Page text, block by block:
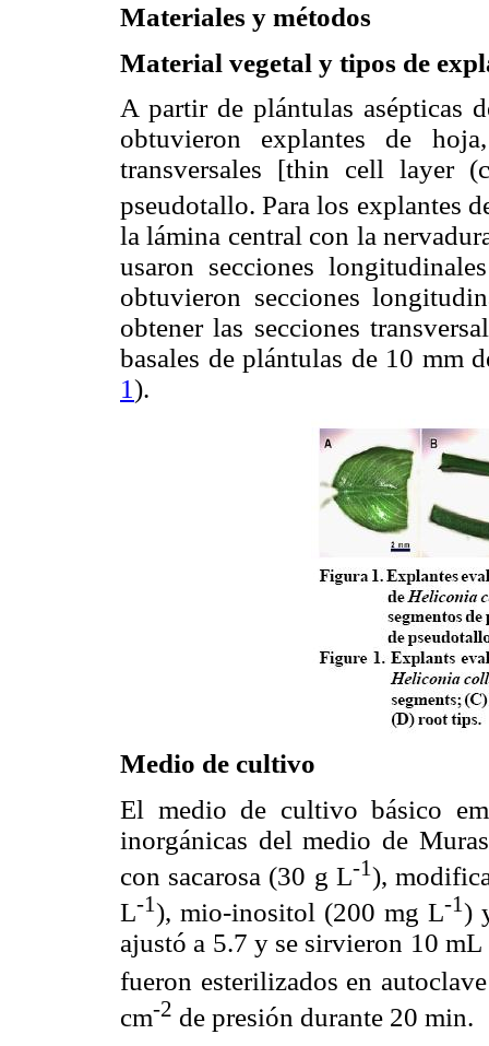
Materiales y métodos
Material vegetal y tipos de
A partir de plántulas asépticas
obtuvieron explantes de
transversales [thin cell layer
pseudotallo. Para los explantes
la lámina central con la
usaron secciones
obtuvieron secciones
obtener las secciones
basales de plántulas de 10 mm
1).
Medio de cultivo
El medio de cultivo básico
inorgánicas del medio de
con sacarosa (30 g L-1),
L-1), mio-inositol (200 mg L-1)
ajustó a 5.7 y se sirvieron 10
fueron esterilizados en
cm-2 de presión durante 20 min.